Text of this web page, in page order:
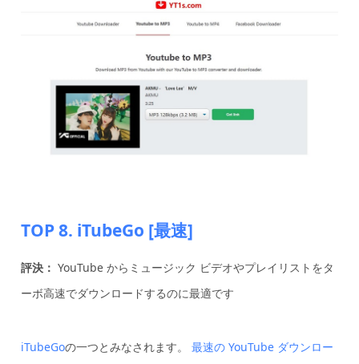
TOP 8. iTubeGo [最速]
評決：YouTube からミュージック ビデオやプレイリストをタ
ーボ高速でダウンロードするのに最適です
iTubeGoの一つとみなされます。最速の YouTube ダウンロー